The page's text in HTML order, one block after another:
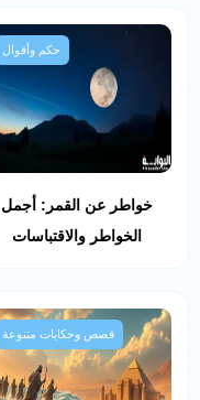
حكم وأقوال
خواطر عن القمر: أجمل
الخواطر والاقتباسات
قصص وحكايات متنوعة